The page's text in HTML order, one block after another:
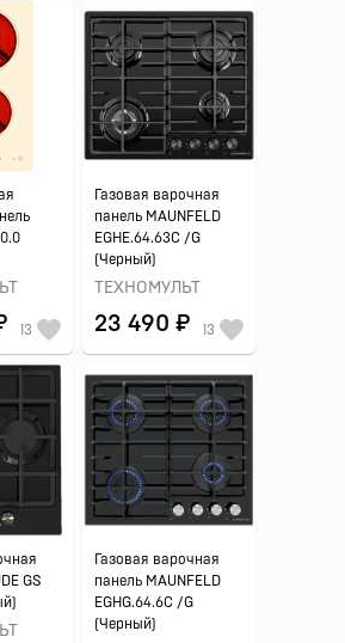
13
Газовая варочная
панель MAUNFELD
EGHE.64.63C /G
(Черный)
ТЕХНОМУЛЬТ
23 490 ₽ 13
GS
Газовая варочная
панель MAUNFELD
EGHG.64.6C /G
(Черный)